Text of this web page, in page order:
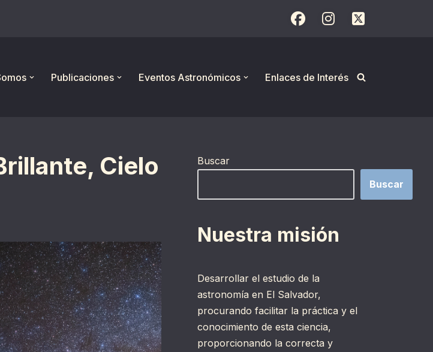
Publicaciones Eventos Astronómicos Enlaces de Interés
Cielo
Buscar
Buscar
Nuestra misión
Desarrollar el estudio de la
astronomía en El Salvador,
procurando facilitar la práctica y el
conocimiento de esta ciencia,
proporcionando la correcta y